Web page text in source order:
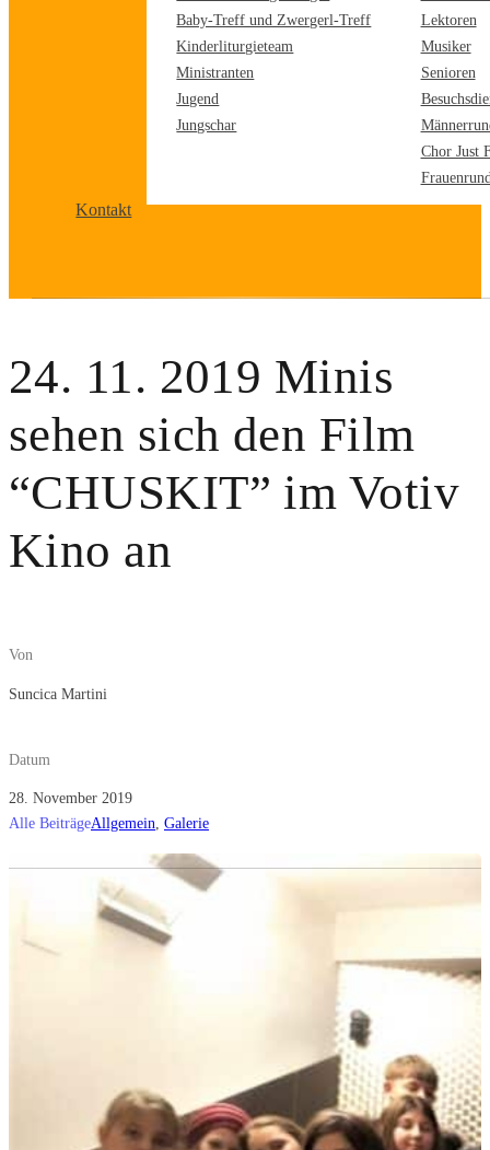
Baby-Treff und Zwergerl-Treff
Kinderliturgieteam
Ministranten
Jugend
Jungschar
Lektoren
Musiker
Senioren
Chor Just
Kontakt
24. 11. 2019 Minis
sehen sich den Film
“CHUSKIT” im Votiv
Kino an
Von
Suncica Martini
Datum
28. November 2019
Alle BeiträgeAllgemein Galerie